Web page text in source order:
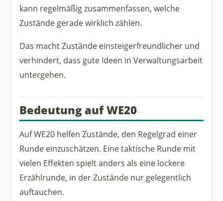
kann regelmäßig zusammenfassen, welche
Zustände gerade wirklich zählen.
Das macht Zustände einsteigerfreundlicher und
verhindert, dass gute Ideen in Verwaltungsarbeit
untergehen.
Bedeutung auf WE20
Auf WE20 helfen Zustände, den Regelgrad einer
Runde einzuschätzen. Eine taktische Runde mit
vielen Effekten spielt anders als eine lockere
Erzählrunde, in der Zustände nur gelegentlich
auftauchen.